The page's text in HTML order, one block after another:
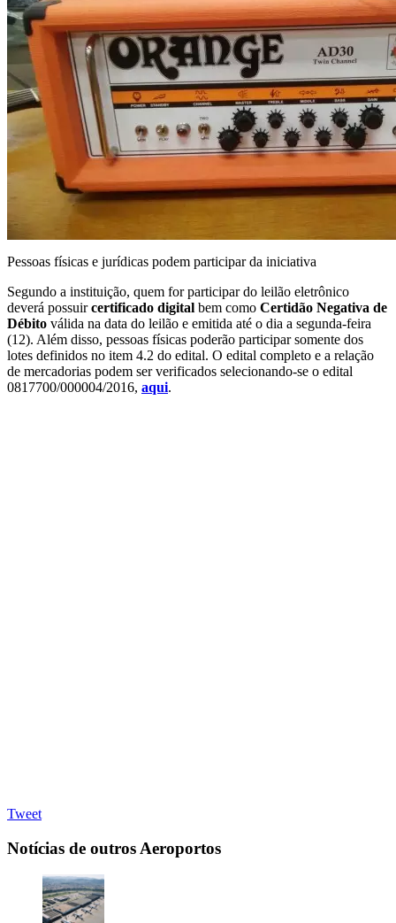
Pessoas físicas e jurídicas podem participar da iniciativa
Segundo a instituição, quem for participar do leilão eletrônico
deverá possuircertificado digital bem como Certidão Negativa de
Débito válida na data do leilão e emitida até o dia a segunda-feira
(12). Além disso, pessoas físicas poderão participar somente dos
lotes definidos no item 4.2 do edital. O edital completo e a relação
de mercadorias podem ser verificados selecionando-se o edital
0817700/000004/2016, aqui.
Tweet
Notícias de outros Aeroportos